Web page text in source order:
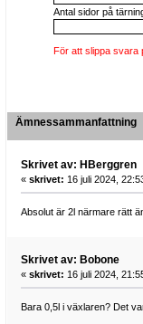
Antal sidor på
För att slippa svara
Ämnessammanfattning
Skrivet av: HBerggren
« skrivet: 16 juli 2024,
Absolut är 2l närmare rätt
Skrivet av: Bobone
« skrivet: 16 juli 2024,
Bara 0,5l i växlaren? Det